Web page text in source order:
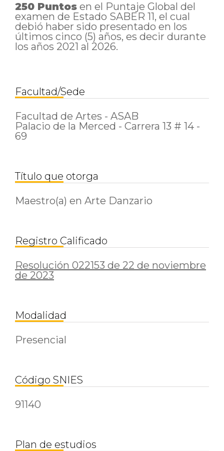
registros
Anterior
Siguiente
250 Puntos en el Puntaje Global del
examen de Estado SABER 11, el cual
debió haber sido presentado en los
últimos cinco (5) años, es decir durante
los años 2021 al 2026.
Facultad/Sede
Facultad de Artes - ASAB
Palacio de la Merced - Carrera 13 # 14 -
69
Título que otorga
Maestro(a) en Arte Danzario
Registro Calificado
Resolución 022153 de 22 de noviembre
de 2023
Modalidad
Presencial
Código SNIES
91140
Plan de estudios